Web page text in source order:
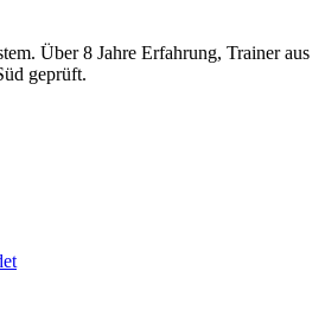
Über 8 Jahre Erfahrung, Trainer aus
geprüft.